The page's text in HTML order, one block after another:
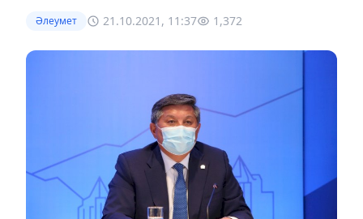
Әлеумет 21.10.2021, 11:37 1,372